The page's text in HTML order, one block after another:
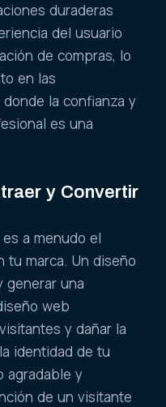
duraderas
del usuario
de compras, lo
en las
la confianza y
es una
y Convertir
a menudo el
marca. Un diseño
generar una
web
y dañar la
identidad de tu
agradable y
de un visitante